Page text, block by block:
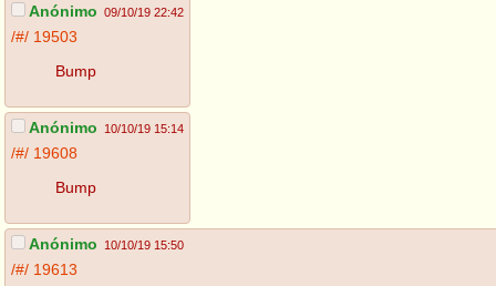
Anónimo 09/10/19 22:42
/#/ 19503
Bump
Anónimo 10/10/19 15:14
/#/ 19608
Bump
Anónimo 10/10/19 15:50
/#/ 19613